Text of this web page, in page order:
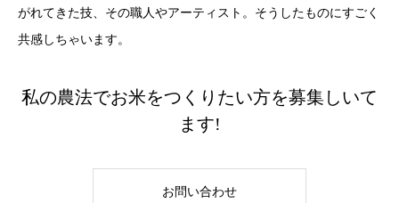
がれてきた技、その職人やアーティスト。そうしたものにすごく
共感しちゃいます。
私の農法でお米をつくりたい方を募集しいて
ます!
お問い合わせ